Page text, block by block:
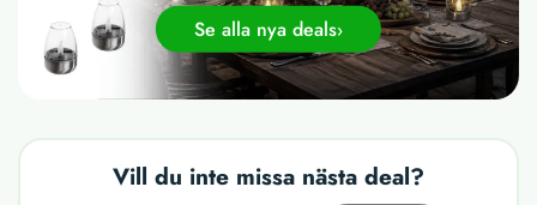
Se alla nya deals
Vill du inte missa nästa deal?